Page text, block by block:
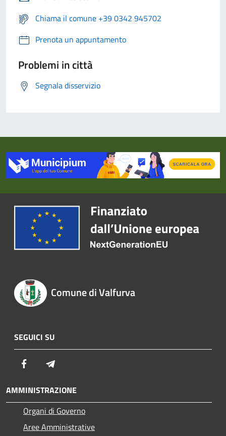
Chiama il comune +39 0342 945702
Prenota un appuntamento
Problemi in città
Segnala disservizio
Comune di Valfurva
SEGUICI SU
Facebook
AMMINISTRAZIONE
Organi di Governo
Aree Amministrative